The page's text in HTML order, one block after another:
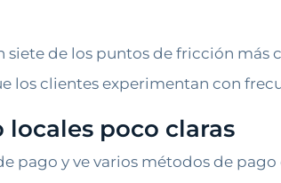
siete de los puntos de fricción
los clientes experimentan con
poco claras
pago y ve varios métodos de